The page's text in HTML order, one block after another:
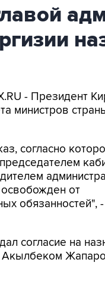
- Президент
министров
согласно
от
обязанностей", -
согласие на
Акылбеком